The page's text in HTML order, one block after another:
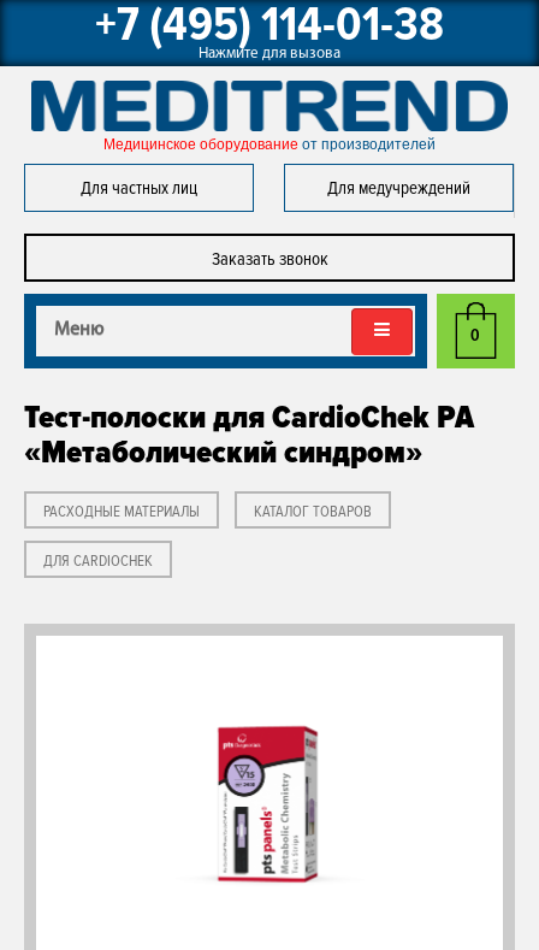
Медицинское оборудование от производителей
Для медучреждений
Для частных лиц
+7 (495) 114-01-38
Нажмите для вызова
Заказать звонок
Меню 0
Тест-полоски для CardioChek PA
«Метаболический синдром»
РАСХОДНЫЕ МАТЕРИАЛЫ КАТАЛОГ ТОВАРОВ
ДЛЯ CARDIOCHEK